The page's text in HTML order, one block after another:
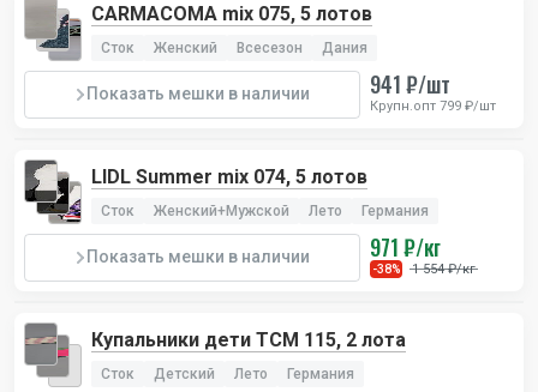
CARMACOMA mix 075, 5 лотов
Сток Женский Всесезон Дания
Показать мешки в наличии 941 ₽/шт
Крупн.опт 799 ₽/шт
LIDL Summer mix 074, 5 лотов
Сток Женский+Мужской Лето Германия
Показать мешки в наличии 971 ₽/кг
-38% 1 554 ₽/кг
Купальники дети TCM 115, 2 лота
Сток Детский Лето Германия